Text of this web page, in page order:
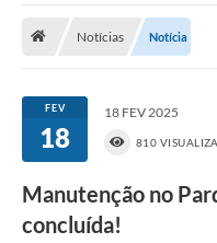
Notícias Notícia
FEV
18
18 FEV 2025
810
Manutenção no
concluída!